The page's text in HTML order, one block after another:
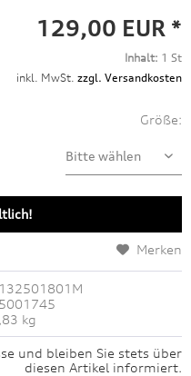
129,00 EUR *
Inhalt: 1 St
inkl. MwSt. zzgl. Versandkosten
Größe:
Merken
kg
und bleiben Sie stets über
diesen Artikel informiert.